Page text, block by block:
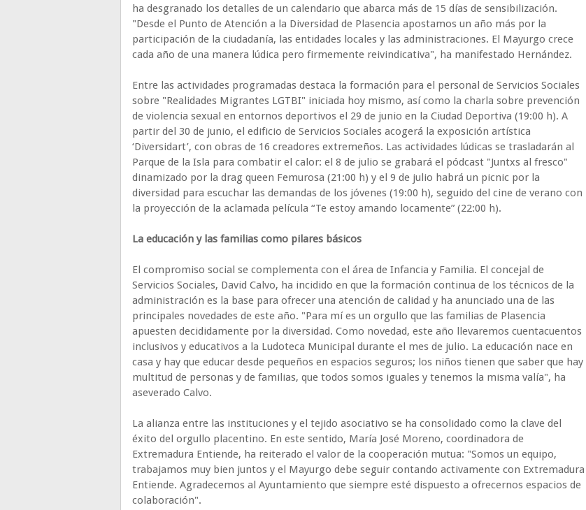
ha desgranado los detalles de un calendario que abarca más de 15 días de sensibilización.
"Desde el Punto de Atención a la Diversidad de Plasencia apostamos un año más por la
participación de la ciudadanía, las entidades locales y las administraciones. El Mayurgo crece
cada año de una manera lúdica pero firmemente reivindicativa", ha manifestado Hernández.
Entre las actividades programadas destaca la formación para el personal de Servicios Sociales
sobre "Realidades Migrantes LGTBI" iniciada hoy mismo, así como la charla sobre prevención
de violencia sexual en entornos deportivos el 29 de junio en la Ciudad Deportiva (19:00 h). A
partir del 30 de junio, el edificio de Servicios Sociales acogerá la exposición artística
‘Diversidart’, con obras de 16 creadores extremeños. Las actividades lúdicas se trasladarán al
Parque de la Isla para combatir el calor: el 8 de julio se grabará el pódcast "Juntxs al fresco"
dinamizado por la drag queen Femurosa (21:00 h) y el 9 de julio habrá un picnic por la
diversidad para escuchar las demandas de los jóvenes (19:00 h), seguido del cine de verano con
la proyección de la aclamada película “Te estoy amando locamente” (22:00 h).
La educación y las familias como pilares básicos
El compromiso social se complementa con el área de Infancia y Familia. El concejal de
Servicios Sociales, David Calvo, ha incidido en que la formación continua de los técnicos de la
administración es la base para ofrecer una atención de calidad y ha anunciado una de las
principales novedades de este año. "Para mí es un orgullo que las familias de Plasencia
apuesten decididamente por la diversidad. Como novedad, este año llevaremos cuentacuentos
inclusivos y educativos a la Ludoteca Municipal durante el mes de julio. La educación nace en
casa y hay que educar desde pequeños en espacios seguros; los niños tienen que saber que hay
multitud de personas y de familias, que todos somos iguales y tenemos la misma valía", ha
aseverado Calvo.
La alianza entre las instituciones y el tejido asociativo se ha consolidado como la clave del
éxito del orgullo placentino. En este sentido, María José Moreno, coordinadora de
Extremadura Entiende, ha reiterado el valor de la cooperación mutua: "Somos un equipo,
trabajamos muy bien juntos y el Mayurgo debe seguir contando activamente con Extremadura
Entiende. Agradecemos al Ayuntamiento que siempre esté dispuesto a ofrecernos espacios de
colaboración".